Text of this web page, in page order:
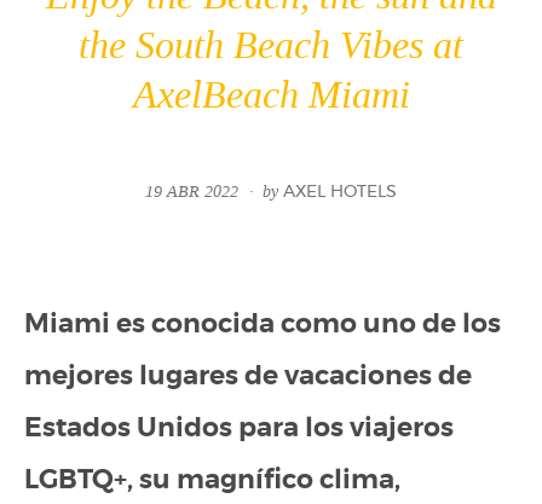
the South Beach Vibes at
AxelBeach Miami
19 ABR 2022 by AXEL HOTELS
Miami es conocida como uno de los
mejores lugares de vacaciones de
Estados Unidos para los viajeros
LGBTQ+, su magnífico clima,